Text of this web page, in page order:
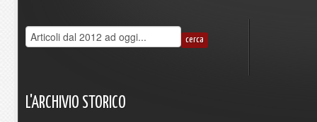
L'ARCHIVIO STORICO